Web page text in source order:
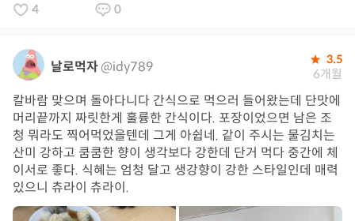
4 0
날로먹자@idy789 3.5
6개월
칼바람 맞으며 돌아다니다 간식으로 먹으러 들어왔는데 단맛에
머리끝까지 짜릿한게 훌륭한 간식이다. 포장이었으면 남은 조
청 뭐라도 찍어먹었을텐데 그게 아쉽네. 같이 주시는 물김치는
산미 강하고 쿰쿰한 향이 생각보다 강한데 단거 먹다 중간에 체
이서로 좋다. 식혜는 엄청 달고 생강향이 강한 스타일인데 매력
있으니 츄라이 츄라이.